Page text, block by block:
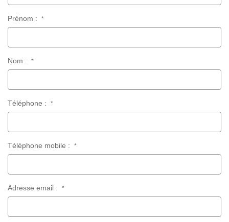
Prénom : *
Nom : *
Téléphone : *
Téléphone mobile : *
Adresse email : *